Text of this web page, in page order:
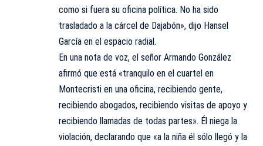
como si fuera su oficina política. No ha sido
trasladado a la cárcel de Dajabón», dijo Hansel
García en el espacio radial.
En una nota de voz, el señor Armando González
afirmó que está «tranquilo en el cuartel en
Montecristi en una oficina, recibiendo gente,
recibiendo abogados, recibiendo visitas de apoyo y
recibiendo llamadas de todas partes». Él niega la
violación, declarando que «a la niña él sólo llegó y la